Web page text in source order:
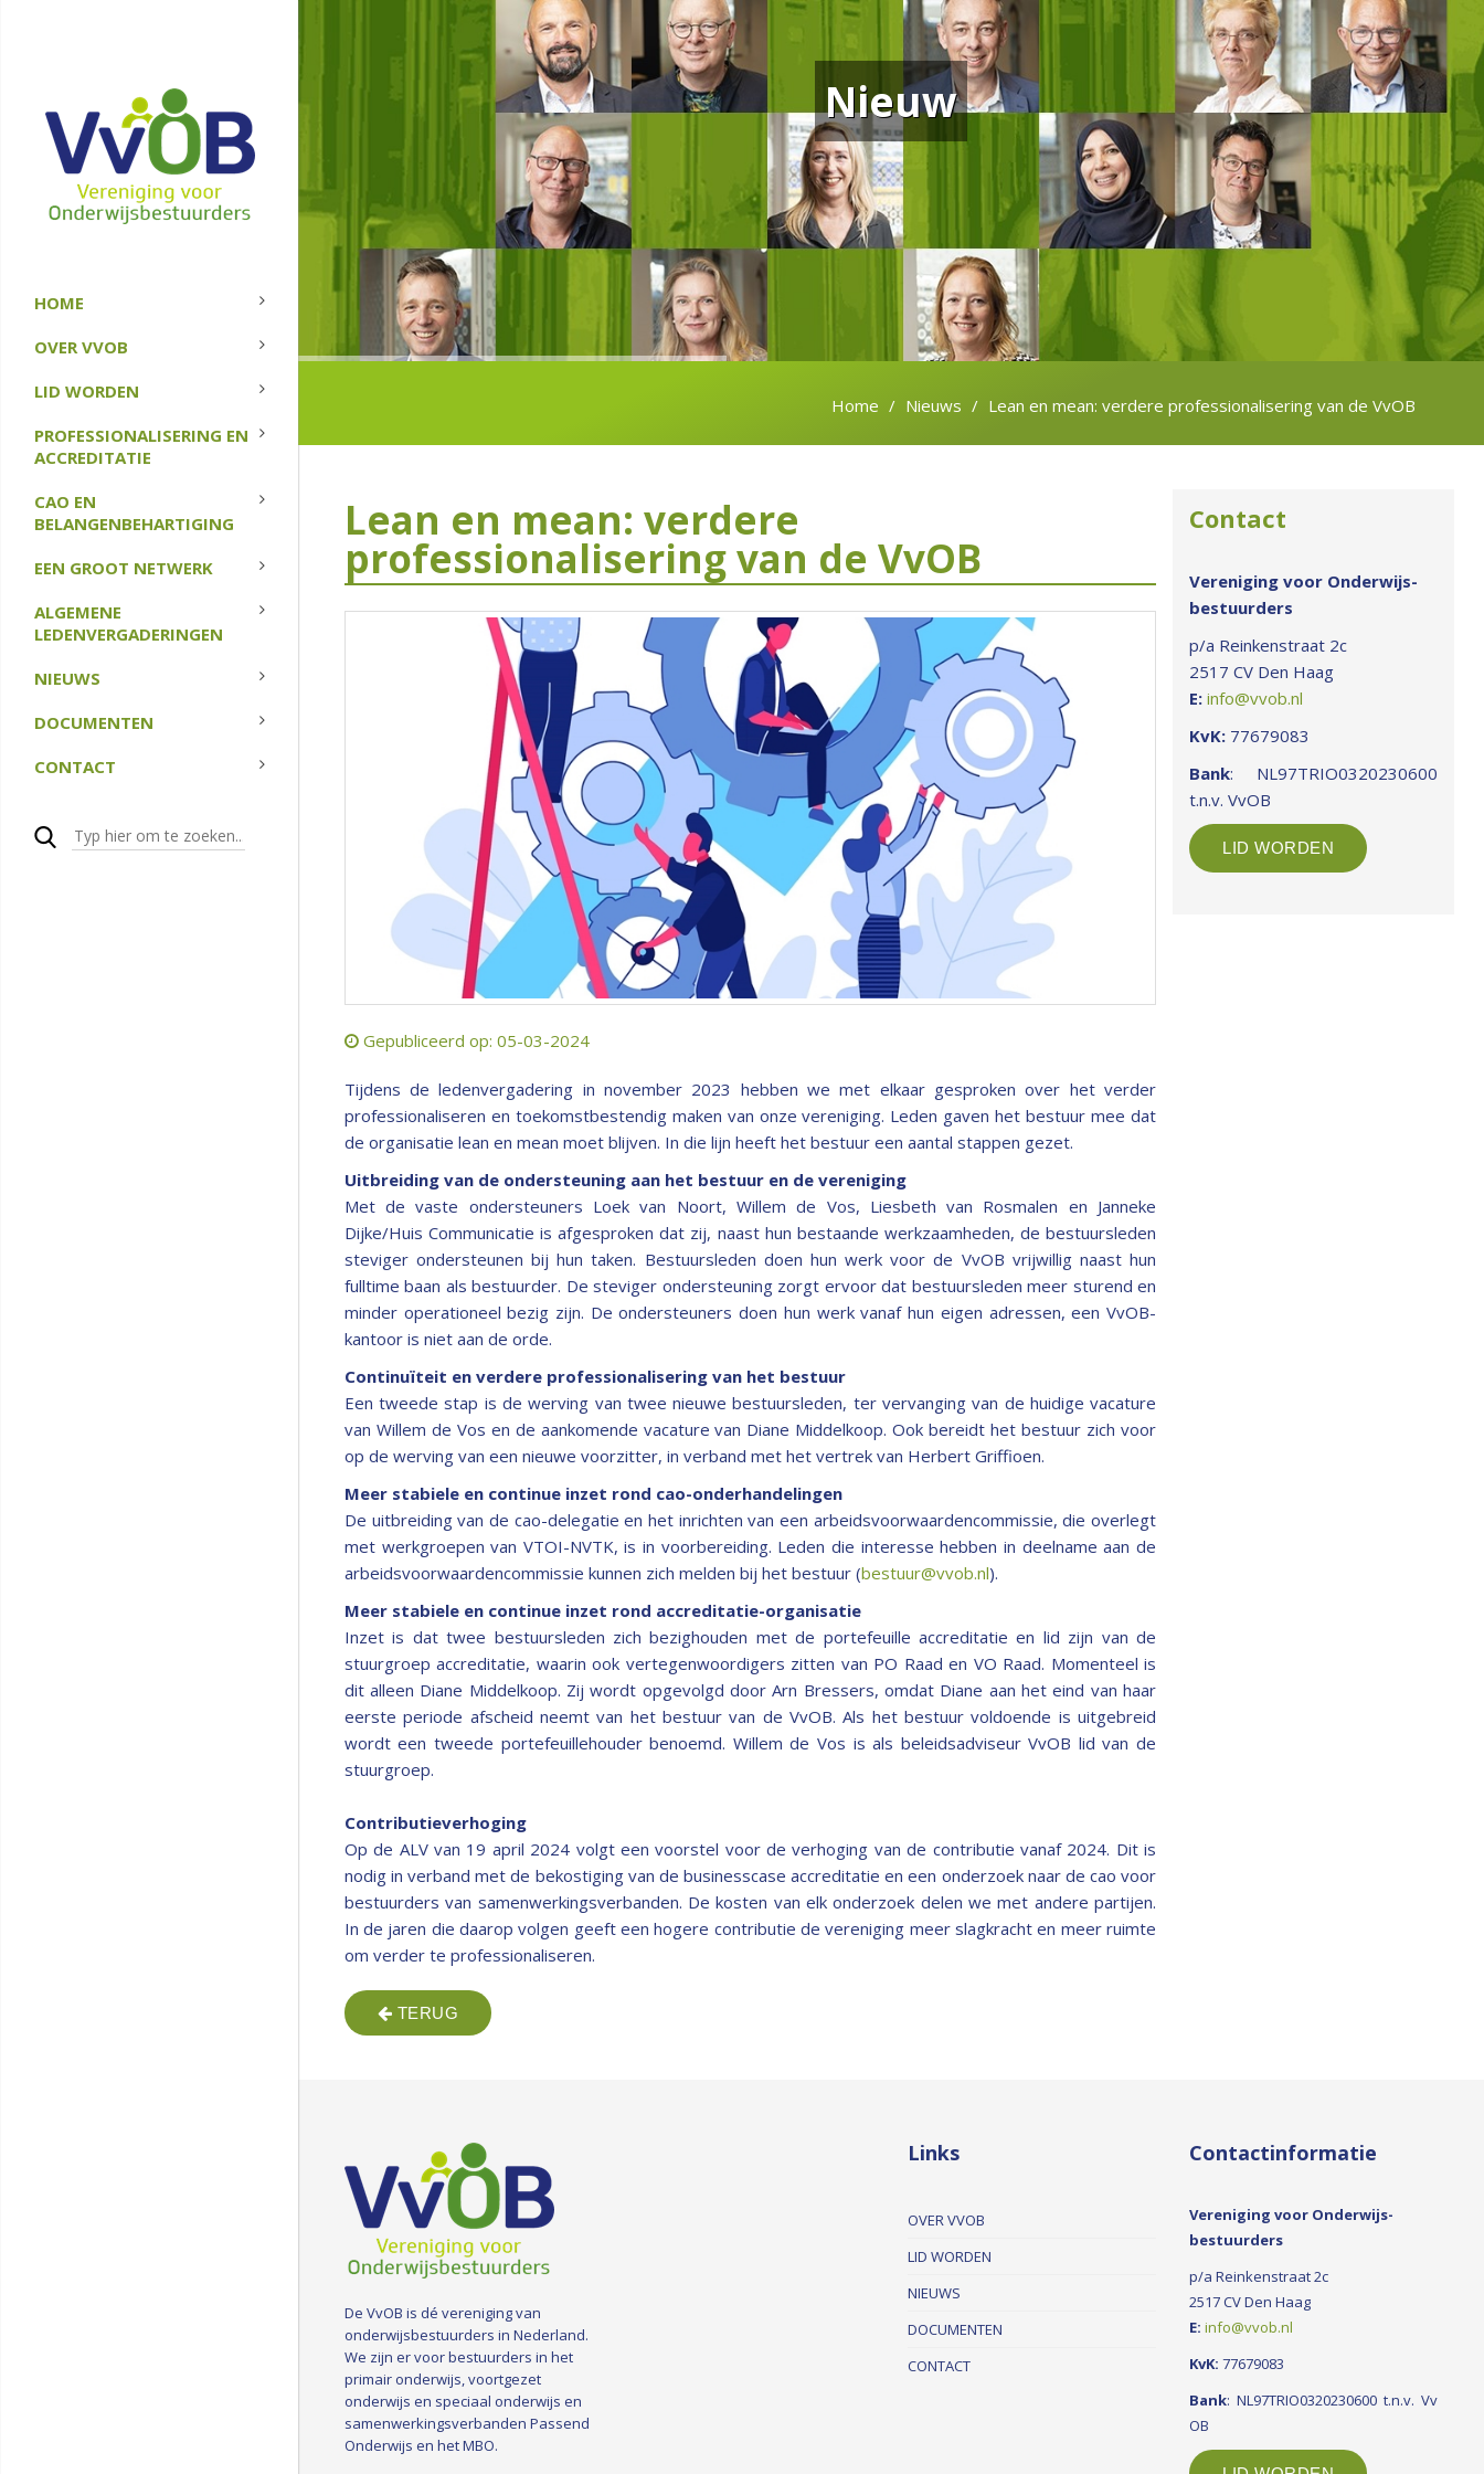
HOME
OVER VVOB
LID WORDEN
PROFESSIONALISERING EN
ACCREDITATIE
CAO EN
BELANGENBEHARTIGING
EEN GROOT NETWERK
ALGEMENE
LEDENVERGADERINGEN
NIEUWS
DOCUMENTEN
CONTACT
Nieuw
Home Nieuws Lean en mean: verdere professionalisering van de VvOB
Lean en mean: verdere
professionalisering van de VvOB
Gepubliceerd op: 05-03-2024
Tijdens de ledenvergadering in november 2023 hebben we met elkaar gesproken over het verder
professionaliseren en toekomstbestendig maken van onze vereniging. Leden gaven het bestuur mee dat
de organisatie lean en mean moet blijven. In die lijn heeft het bestuur een aantal stappen gezet.
Uitbreiding van de ondersteuning aan het bestuur en de vereniging
Met de vaste ondersteuners Loek van Noort, Willem de Vos, Liesbeth van Rosmalen en Janneke
Dijke/Huis Communicatie is afgesproken dat zij, naast hun bestaande werkzaamheden, de bestuursleden
steviger ondersteunen bij hun taken. Bestuursleden doen hun werk voor de VvOB vrijwillig naast hun
fulltime baan als bestuurder. De steviger ondersteuning zorgt ervoor dat bestuursleden meer sturend en
minder operationeel bezig zijn. De ondersteuners doen hun werk vanaf hun eigen adressen, een VvOB-
kantoor is niet aan de orde.
Continuïteit en verdere professionalisering van het bestuur
Een tweede stap is de werving van twee nieuwe bestuursleden, ter vervanging van de huidige vacature
van Willem de Vos en de aankomende vacature van Diane Middelkoop. Ook bereidt het bestuur zich voor
op de werving van een nieuwe voorzitter, in verband met het vertrek van Herbert Griffioen.
Meer stabiele en continue inzet rond cao-onderhandelingen
De uitbreiding van de cao-delegatie en het inrichten van een arbeidsvoorwaardencommissie, die overlegt
met werkgroepen van VTOI-NVTK, is in voorbereiding. Leden die interesse hebben in deelname aan de
arbeidsvoorwaardencommissie kunnen zich melden bij het bestuur (bestuur@vvob.nl).
Meer stabiele en continue inzet rond accreditatie-organisatie
Inzet is dat twee bestuursleden zich bezighouden met de portefeuille accreditatie en lid zijn van de
stuurgroep accreditatie, waarin ook vertegenwoordigers zitten van PO Raad en VO Raad. Momenteel is
dit alleen Diane Middelkoop. Zij wordt opgevolgd door Arn Bressers, omdat Diane aan het eind van haar
eerste periode afscheid neemt van het bestuur van de VvOB. Als het bestuur voldoende is uitgebreid
wordt een tweede portefeuillehouder benoemd. Willem de Vos is als beleidsadviseur VvOB lid van de
stuurgroep.
Contributieverhoging
Op de ALV van 19 april 2024 volgt een voorstel voor de verhoging van de contributie vanaf 2024. Dit is
nodig in verband met de bekostiging van de businesscase accreditatie en een onderzoek naar de cao voor
bestuurders van samenwerkingsverbanden. De kosten van elk onderzoek delen we met andere partijen.
In de jaren die daarop volgen geeft een hogere contributie de vereniging meer slagkracht en meer ruimte
om verder te professionaliseren.
TERUG
Contact
Vereniging voor Onderwijs-
bestuurders
p/a Reinkenstraat 2c
2517 CV Den Haag
E: info@vvob.nl
KvK: 77679083
Bank: NL97TRIO0320230600
t.n.v. VvOB
LID WORDEN
De VvOB is dé vereniging van
onderwijsbestuurders in Nederland.
We zijn er voor bestuurders in het
primair onderwijs, voortgezet
onderwijs en speciaal onderwijs en
samenwerkingsverbanden Passend
Onderwijs en het MBO.
Links
OVER VVOB
LID WORDEN
NIEUWS
DOCUMENTEN
CONTACT
Contactinformatie
Vereniging voor Onderwijs-
bestuurders
p/a Reinkenstraat 2c
2517 CV Den Haag
E: info@vvob.nl
KvK: 77679083
Bank: NL97TRIO0320230600 t.n.v. Vv
OB